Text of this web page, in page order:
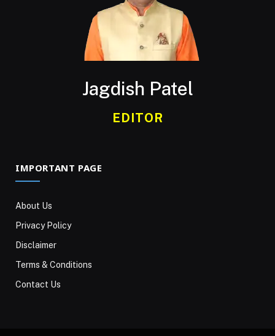
Jagdish Patel
EDITOR
IMPORTANT PAGE
About Us
Privacy Policy
Disclaimer
Terms & Conditions
Contact Us